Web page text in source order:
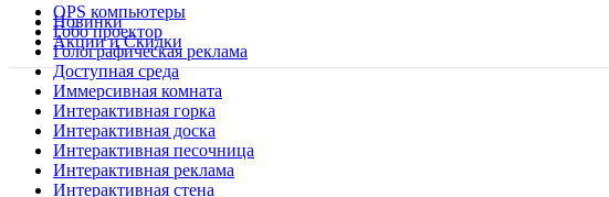
OPS компьютеры
Гобо проектор
Голографическая реклама
Доступная среда
Иммерсивная комната
Интерактивная горка
Интерактивная доска
Интерактивная песочница
Интерактивная реклама
Интерактивная стена
Новинки
Акции и Скидки